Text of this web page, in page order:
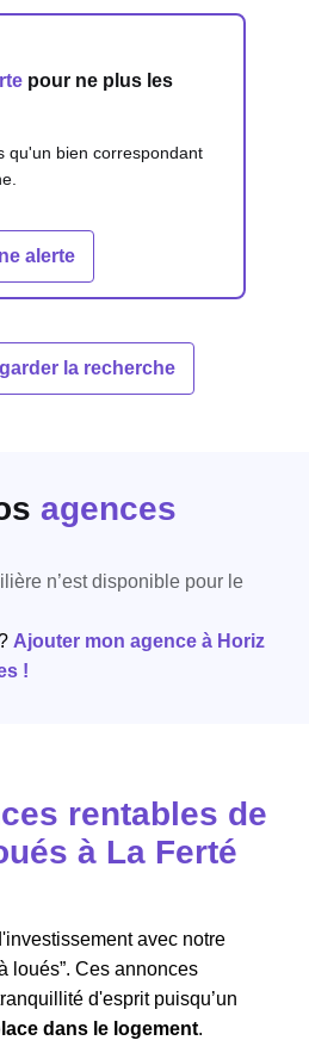
pour ne plus les
qu'un bien correspondant
alerte
la recherche
agences
n’est disponible pour le
Ajouter mon agence à Horiz
!
rentables de
à La Ferté
avec notre
loués”. Ces annonces
d'esprit puisqu’un
dans le logement.